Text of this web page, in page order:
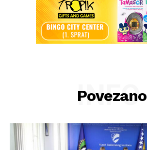
Povezano
INFO